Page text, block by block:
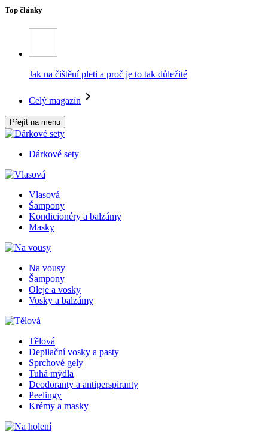
Top články
Jak na čištění pleti a proč je to tak důležité
Celý magazín
Přejít na menu
Dárkové sety
Vlasová
Šampony
Kondicionéry a balzámy
Masky
Na vousy
Šampony
Oleje a vosky
Vosky a balzámy
Tělová
Depilační vosky a pasty
Sprchové gely
Tuhá mýdla
Deodoranty a antiperspiranty
Peelingy
Krémy a masky